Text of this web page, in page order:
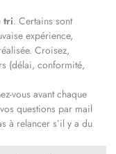
tri. Certains sont
expérience,
Croisez,
(délai, conformité,
vous avant chaque
questions par mail
à relancer s’il y a du